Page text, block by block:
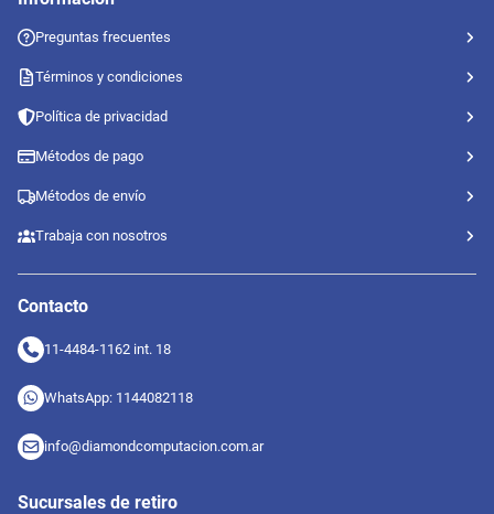
Preguntas frecuentes
Términos y condiciones
Política de privacidad
Métodos de pago
Métodos de envío
Trabaja con nosotros
Contacto
11-4484-1162 int. 18
WhatsApp: 1144082118
info@diamondcomputacion.com.ar
Sucursales de retiro